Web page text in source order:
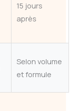
15 jours
après
Selon volume
et formule